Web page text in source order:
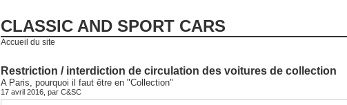
CLASSIC AND SPORT CARS
Accueil du site
Restriction / interdiction de circulation des voitures de collection
A Paris, pourquoi il faut être en "Collection"
17 avril 2016, par C&SC